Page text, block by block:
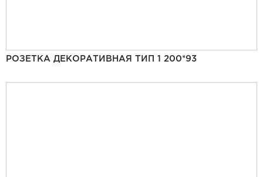
РОЗЕТКА ДЕКОРАТИВНАЯ ТИП 1 200*93